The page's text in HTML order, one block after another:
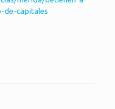
de-capitales